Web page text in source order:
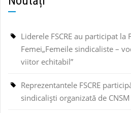
Liderele FSCRE au participat
Femei„Femeile sindicaliste –
viitor echitabil”
Reprezentantele FSCRE
sindicaliști organizată de CNSM